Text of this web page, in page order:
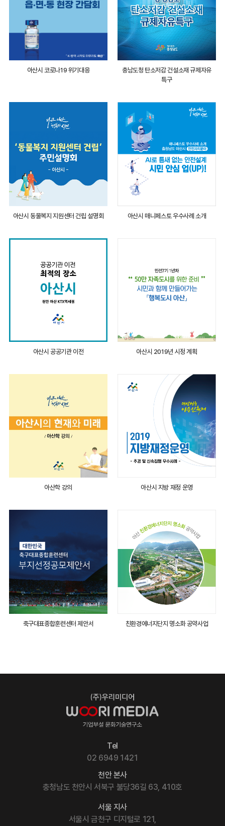
아산시 코로나19 위기대응
충남도청 탄소저감 건설소재 규제자유
특구
아산시 동물복지 지원센터 건립 설명회 아산시 매니페스토 우수사례 소개
아산시 공공기관 이전 아산시 2019년 시정 계획
아산학 강의 아산시 지방 재정 운영
축구대표종합훈련센터 제안서 친환경에너지단지 명소화 공약사업
천안 본사
충청남도 천안시 서북구 불당36길 63, 410호
Tel
02 6949 1421
서울 지사
서울시 금천구 디지털로 121,